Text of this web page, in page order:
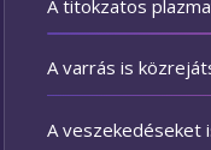
A titokzatos
A varrás is
A veszekedéseket